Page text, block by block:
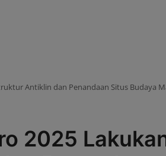
Antiklin dan Penandaan Situs Budaya
2025